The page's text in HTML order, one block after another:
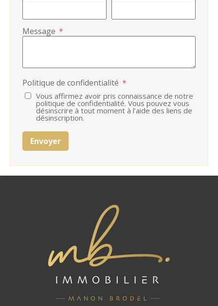
Message *
Politique de confidentialité *
Vous affirmez avoir pris connaissance de notre
politique de confidentialité. Vous pouvez vous
désinscrire à tout moment à l’aide des liens de
désinscription.
Envoyer